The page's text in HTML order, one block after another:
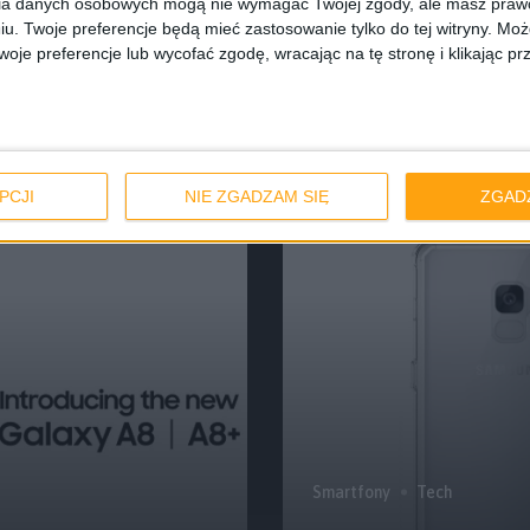
Twoje preferencje będą mieć zastosowanie tylko do tej witryny.
preferencje lub wycofać zgodę, wracając na tę stronę i klikając
NIE ZGADZAM SIĘ
mocna
Blog Smartfony Tech
Zapłacisz tyle,
Galaxy A8 2018
Smartfony Tech